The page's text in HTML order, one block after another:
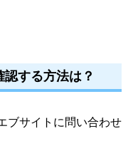
する方法は？
ブサイトに問い合わせ